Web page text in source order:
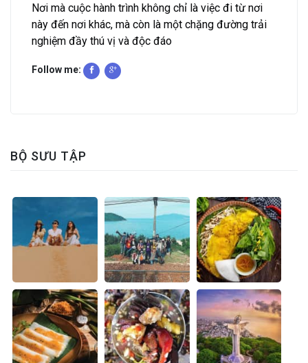
Nơi mà cuộc hành trình không chỉ là việc đi từ nơi
này đến nơi khác, mà còn là một chặng đường trải
nghiệm đầy thú vị và độc đáo
Follow me:
BỘ SƯU TẬP